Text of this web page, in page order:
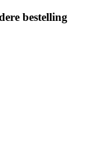
bestelling